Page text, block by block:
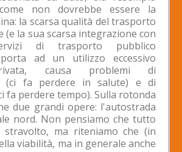
non dovrebbe essere la
la scarsa qualità del trasporto
(e la sua scarsa integrazione con
di trasporto pubblico
ad un utilizzo eccessivo
causa problemi di
(ci fa perdere in salute) e di
fa perdere tempo). Sulla rotonda
due grandi opere: l'autostrada
nord. Non pensiamo che tutto
stravolto, ma riteniamo che (in
viabilità, ma in generale anche